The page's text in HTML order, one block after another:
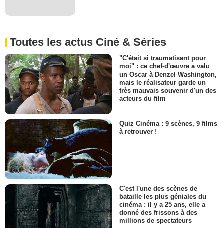
Toutes les actus Ciné & Séries
"C'était si traumatisant pour
moi" : ce chef-d'œuvre a valu
un Oscar à Denzel Washington,
mais le réalisateur garde un
très mauvais souvenir d'un des
acteurs du film
Quiz Cinéma : 9 scènes, 9 films
à retrouver !
C'est l'une des scènes de
bataille les plus géniales du
cinéma : il y a 25 ans, elle a
donné des frissons à des
millions de spectateurs